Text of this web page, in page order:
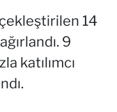
14
9
katılımcı